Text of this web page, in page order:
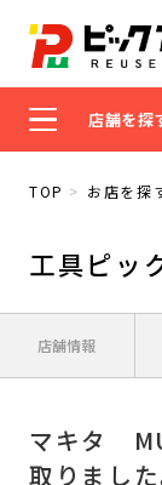
店舗を探
TOP お店を探
工具ピッ
店舗情報
マキタ
取りました